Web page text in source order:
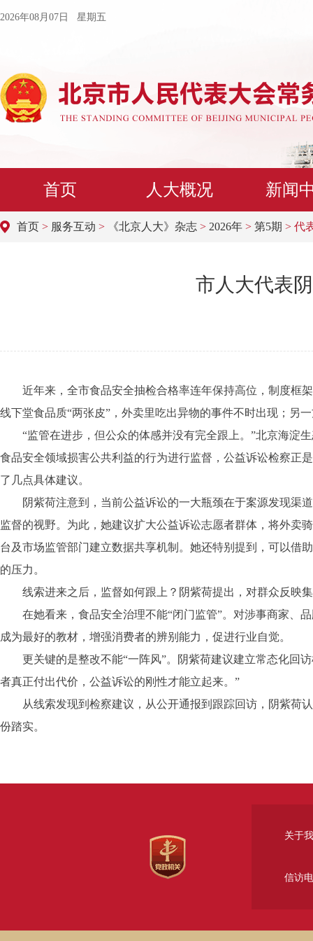
2026年08月07日 星期五
首页 人大概况 新闻
首页 > 服务互动 > 《北京人大》杂志 > 2026年 > 第5期 > 代
市人大代表
近年来，全市食品安全抽检合格率连年保持高位，制度框架
线下堂食品质“两张皮”，外卖里吃出异物的事件不时出现；另
“监管在进步，但公众的体感并没有完全跟上。”北京海淀生
食品安全领域损害公共利益的行为进行监督，公益诉讼检察正
了几点具体建议。
阴紫荷注意到，当前公益诉讼的一大瓶颈在于案源发现渠道
监督的视野。为此，她建议扩大公益诉讼志愿者群体，将外卖
台及市场监管部门建立数据共享机制。她还特别提到，可以借
的压力。
线索进来之后，监督如何跟上？阴紫荷提出，对群众反映集
在她看来，食品安全治理不能“闭门监管”。对涉事商家、品
成为最好的教材，增强消费者的辨别能力，促进行业自觉。
更关键的是整改不能“一阵风”。阴紫荷建议建立常态化回访
者真正付出代价，公益诉讼的刚性才能立起来。”
从线索发现到检察建议，从公开通报到跟踪回访，阴紫荷认
份踏实。
关于
信访